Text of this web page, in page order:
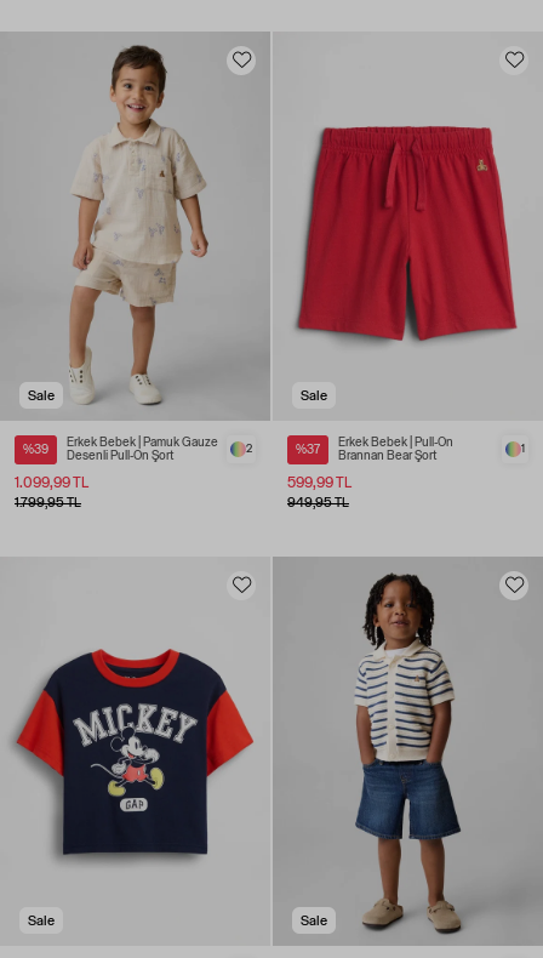
Sale
%39
Erkek Bebek | Pamuk Gauze
Desenli Pull-On Şort
1.099,99 TL
2
1.799,95 TL
Sale
%37
Erkek Bebek | Pull-On
Brannan Bear Şort
599,99 TL
1
949,95 TL
Sale Sale